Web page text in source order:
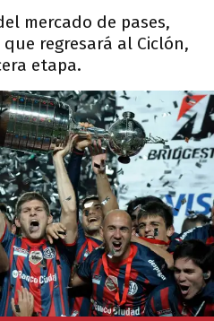
mercado de pases,
regresará al Ciclón,
etapa.